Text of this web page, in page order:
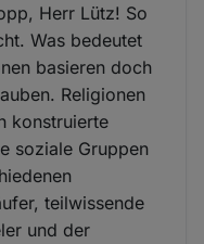
Herr Lütz! So
Was bedeutet
basieren doch
Religionen
konstruierte
soziale Gruppen
teilwissende
und der